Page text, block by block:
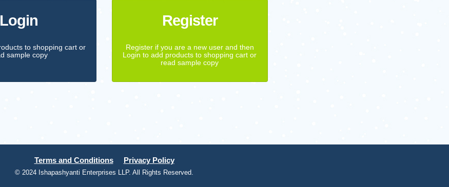
Login
to shopping cart or
sample copy
Register
Register if you are a new user and then
Login to add products to shopping cart or
read sample copy
Terms and Conditions Privacy Policy
© 2024 Ishapashyanti Enterprises LLP. All Rights Reserved.